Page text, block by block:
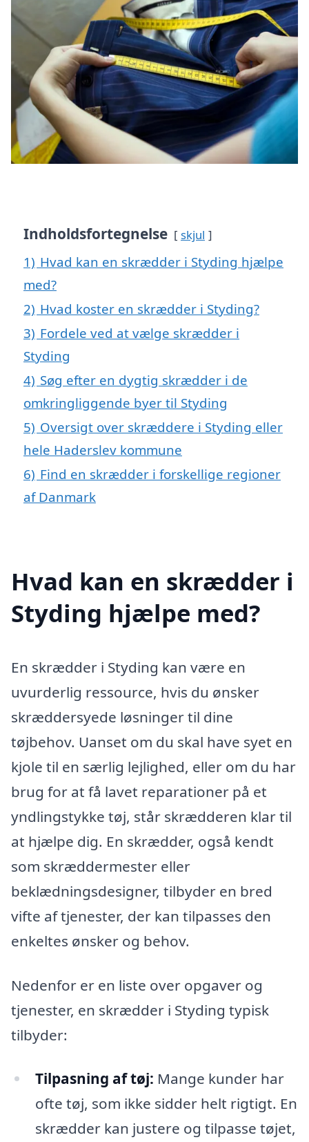
Indholdsfortegnelse skjul
1) Hvad kan en skrædder i Styding hjælpe
med?
2) Hvad koster en skrædder i Styding?
3) Fordele ved at vælge skrædder i
Styding
4) Søg efter en dygtig skrædder i de
omkringliggende byer til Styding
5) Oversigt over skræddere i Styding eller
hele Haderslev kommune
6) Find en skrædder i forskellige regioner
af Danmark
Hvad kan en skrædder i
Styding hjælpe med?
En skrædder i Styding kan være en
uvurderlig ressource, hvis du ønsker
skræddersyede løsninger til dine
tøjbehov. Uanset om du skal have syet en
kjole til en særlig lejlighed, eller om du har
brug for at få lavet reparationer på et
yndlingstykke tøj, står skrædderen klar til
at hjælpe dig. En skrædder, også kendt
som skræddermester eller
beklædningsdesigner, tilbyder en bred
vifte af tjenester, der kan tilpasses den
enkeltes ønsker og behov.
Nedenfor er en liste over opgaver og
tjenester, en skrædder i Styding typisk
tilbyder:
Tilpasning af tøj: Mange kunder har
ofte tøj, som ikke sidder helt rigtigt. En
skrædder kan justere og tilpasse tøjet,